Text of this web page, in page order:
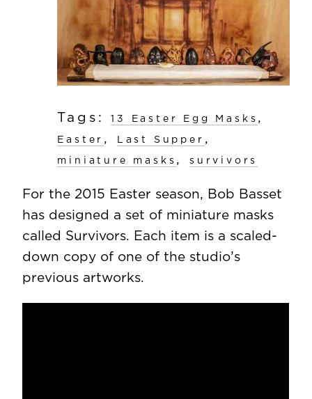
Tags:13 Easter Egg Masks ,
Easter , Last Supper ,
miniature masks ,survivors
For the 2015 Easter season, Bob Basset
has designed a set of miniature masks
called Survivors. Each item is a scaled-
down copy of one of the studio’s
previous artworks.